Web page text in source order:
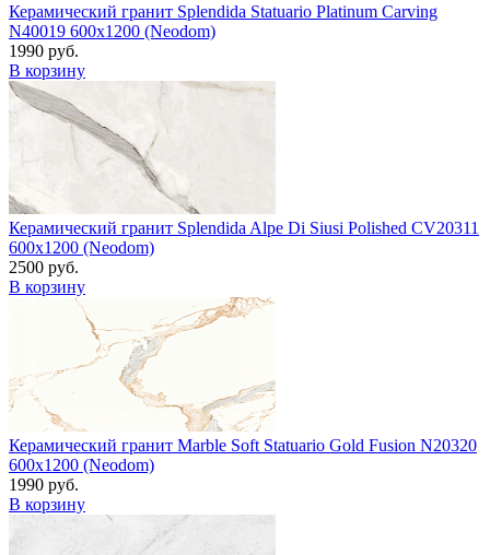
Керамический гранит Splendida Statuario Platinum Carving
N40019 600x1200 (Neodom)
1990 руб.
В корзину
Керамический гранит Splendida Alpe Di Siusi Polished CV20311
600x1200 (Neodom)
2500 руб.
В корзину
Керамический гранит Marble Soft Statuario Gold Fusion N20320
600x1200 (Neodom)
1990 руб.
В корзину